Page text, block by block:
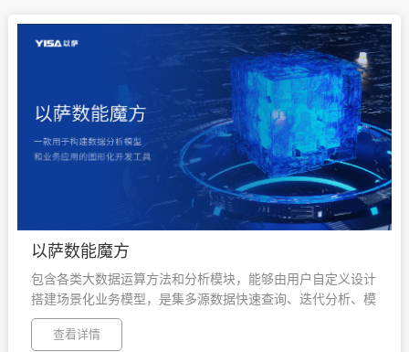
以萨数能魔方
包含各类大数据运算方法和分析模块，能够由用户自定义设计
搭建场景化业务模型，是集多源数据快速查询、迭代分析、模
型生产等多种数据功能于一体的智能化工具。
查看详情